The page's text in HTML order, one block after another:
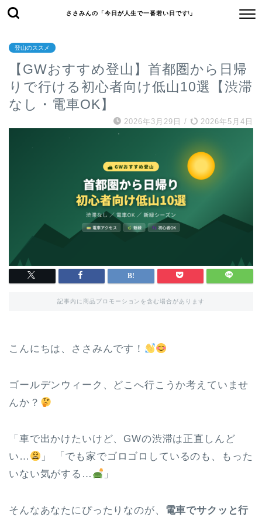
ささみんの「今日が人生で一番若い日です!」
登山のススメ
【GWおすすめ登山】首都圏から日帰
りで行ける初心者向け低山10選【渋滞
なし・電車OK】
2026年3月29日 / 2026年5月4日
記事内に商品プロモーションを含む場合があります
こんにちは、ささみんです！
ゴールデンウィーク、どこへ行こうか考えていませ
んか？
「車で出かけたいけど、GWの渋滞は正直しんど
い…
」 「でも家でゴロゴロしているのも、もった
いない気がする…
」
そんなあなたにぴったりなのが、 電車でサクッと行